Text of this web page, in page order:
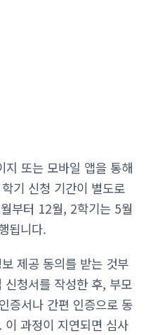
지 또는 모바일 앱을 통해
기 신청 기간이 별도로
부터 12월, 2학기는 5월
됩니다.
제공 동의를 받는 것부
청서를 작성한 후, 부모
증서나 간편 인증으로 동
과정이 지연되면 심사